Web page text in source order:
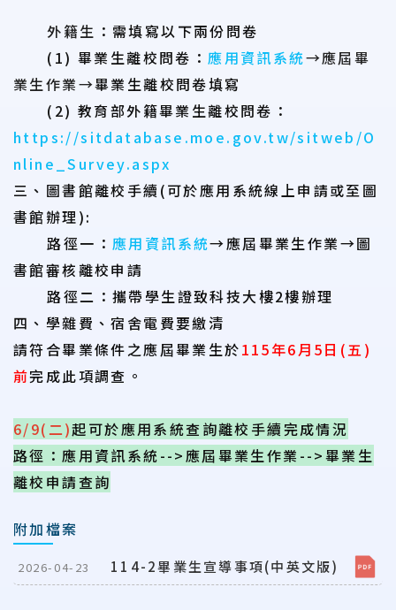
外籍生 ：需填寫以下兩份問卷
(1) 畢業生離校問卷：應用資訊系統→應屆畢
業生作業→畢業生離校問卷填寫
(2) 教育部外籍畢業生離校問卷：
https://sitdatabase.moe.gov.tw/sitweb/O
nline_Survey.aspx
三、圖書館離校手續(可於應用系統線上申請或至圖
書館辦理):
路徑一： 應用資訊系統→應屆畢業生作業→圖
書館審核離校申請
路徑二：攜帶學生證致科技大樓2樓辦理
四、學雜費、宿舍電費要繳清
請符合畢業條件之應屆畢業生於115年6月5日 (五)
前完成此項調查。
6/9(二)起可於應用系統查詢離校手續完成情況
路徑：應用資訊系統-->應屆畢業生作業-->畢業生
離校申請查詢
附加檔案
2026-04-23 114-2畢業生宣導事項(中英文版)